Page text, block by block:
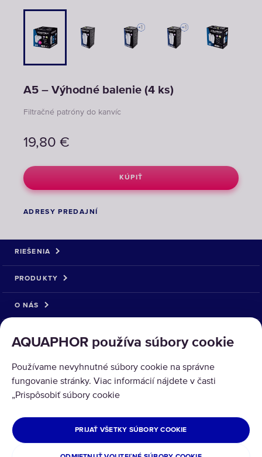
A5 – Výhodné balenie (4 ks)
Filtračné patróny do kanvíc
19,80 €
KÚPIŤ
ADRESY PREDAJNÍ
AQUAPHOR používa súbory cookie
Používame nevyhnutné súbory cookie na správne
fungovanie stránky. Viac informácií nájdete v časti
„Prispôsobiť súbory cookie
PRIJAŤ VŠETKY SÚBORY COOKIE
RIEŠENIA
PRODUKTY
O NÁS
Všetky práva vyhradené.
Zásady ochrany osobných údajov
SLOVENSKÁ REPUBLIKA